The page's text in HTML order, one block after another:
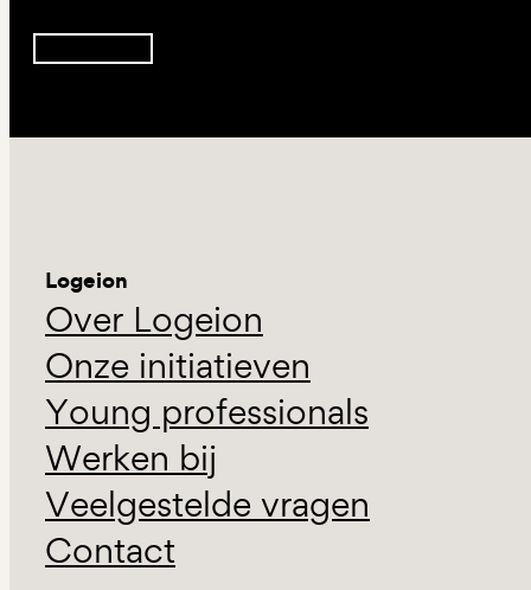
Logeion
Over Logeion
Onze initiatieven
Young professionals
Werken bij
Veelgestelde vragen
Contact